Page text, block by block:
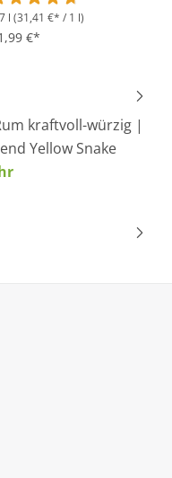
von 5 Sternen
l (31,41 €* / 1 l)
€*
kraftvoll-würzig |
Yellow Snake